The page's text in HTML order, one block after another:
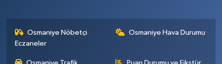
Osmaniye Nöbetçi
Eczaneler
Osmaniye Hava Durumu